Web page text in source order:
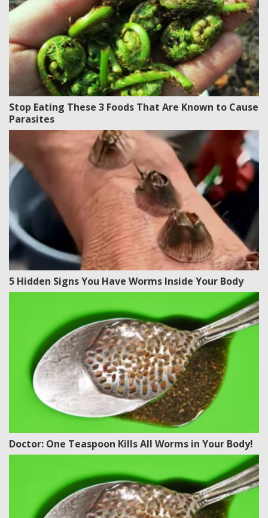
Stop Eating These 3 Foods That Are Known to Cause
Parasites
5 Hidden Signs You Have Worms Inside Your Body
Doctor: One Teaspoon Kills All Worms in Your Body!